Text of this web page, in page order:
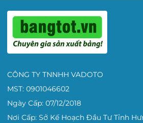
CÔNG TY TNNHH VADOTO
MST: 0901046602
Ngày Cấp: 07/12/2018
Nơi Cấp: Sở Kế Hoạch Đầu Tư Tỉnh